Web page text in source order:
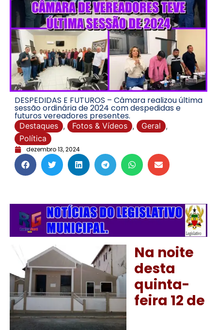
DESPEDIDAS E FUTUROS – Câmara realizou última
sessão ordinária de 2024 com despedidas e
futuros vereadores presentes.
Destaques , Fotos & Vídeos , Geral ,
Política
dezembro 13, 2024
Na noite
desta
quinta-
feira 12 de